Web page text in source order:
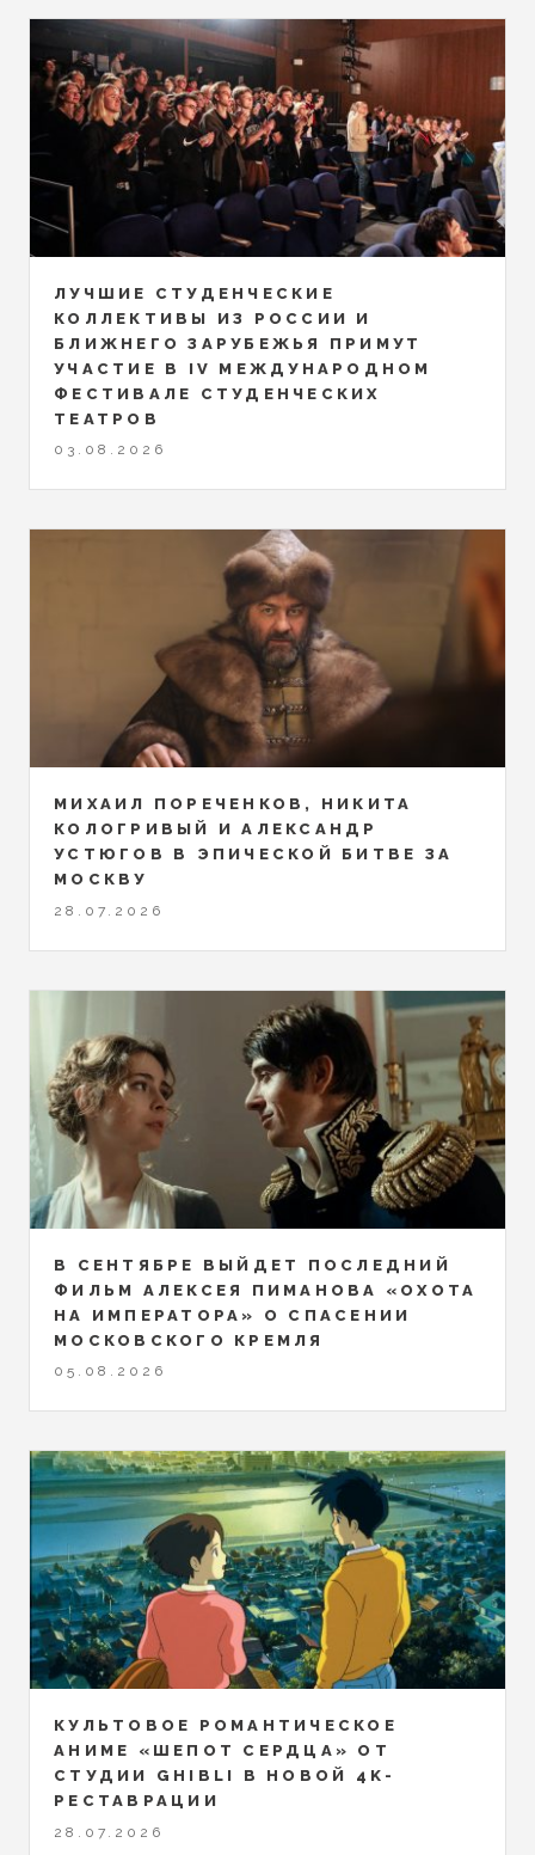
ЛУЧШИЕ СТУДЕНЧЕСКИЕ
КОЛЛЕКТИВЫ ИЗ РОССИИ И
БЛИЖНЕГО ЗАРУБЕЖЬЯ ПРИМУТ
УЧАСТИЕ В IV МЕЖДУНАРОДНОМ
ФЕСТИВАЛЕ СТУДЕНЧЕСКИХ
ТЕАТРОВ
03.08.2026
МИХАИЛ ПОРЕЧЕНКОВ, НИКИТА
КОЛОГРИВЫЙ И АЛЕКСАНДР
УСТЮГОВ В ЭПИЧЕСКОЙ БИТВЕ ЗА
МОСКВУ
28.07.2026
В СЕНТЯБРЕ ВЫЙДЕТ ПОСЛЕДНИЙ
ФИЛЬМ АЛЕКСЕЯ ПИМАНОВА «ОХОТА
НА ИМПЕРАТОРА» О СПАСЕНИИ
МОСКОВСКОГО КРЕМЛЯ
05.08.2026
КУЛЬТОВОЕ РОМАНТИЧЕСКОЕ
АНИМЕ «ШЕПОТ СЕРДЦА» ОТ
СТУДИИ GHIBLI В НОВОЙ 4K-
РЕСТАВРАЦИИ
28.07.2026